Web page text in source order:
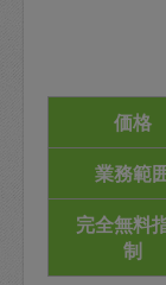
価格
業務範
完全無料
制